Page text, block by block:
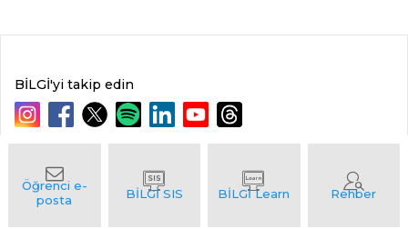
BİLGİ'yi takip edin